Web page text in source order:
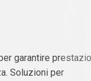
garantire
Soluzioni per